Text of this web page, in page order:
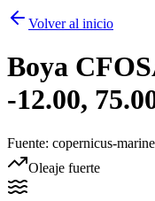
Volver al inicio
Boya
-12.00,
Fuente: copernicus-marine
Oleaje fuerte